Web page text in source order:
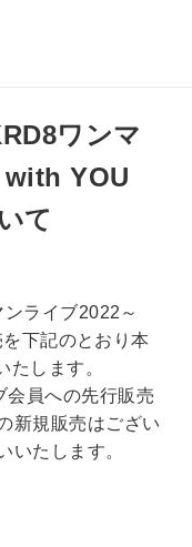
ワンマ
with YOU
て
ライブ2022～
下記のとおり本
たします。
会員への先行販売
新規販売はござい
いたします。